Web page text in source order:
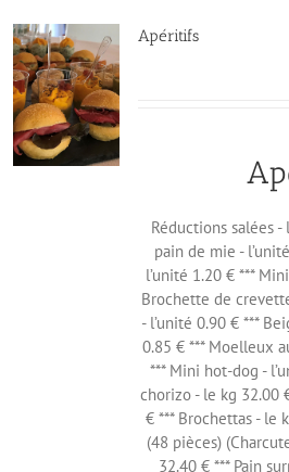
Apéritifs
Réductions salées -
pain de mie -
l’unité 1.20 € ***
Brochette de
- l’unité 0.90 € ***
0.85 € *** Moelleux
*** Mini hot-dog -
chorizo - le kg 32.00
€ *** Brochettas - le
(48 pièces)
32.40 € *** Pain